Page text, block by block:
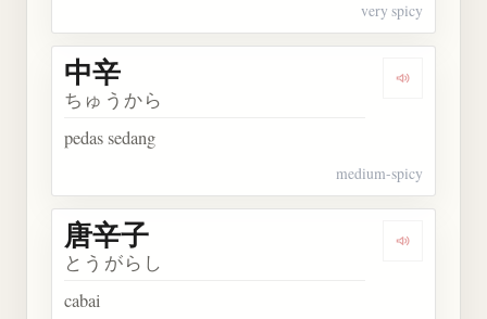
very spicy
Dengarkan
中辛
ちゅうから
pedas sedang
medium-spicy
Dengarkan
唐辛子
とうがらし
cabai